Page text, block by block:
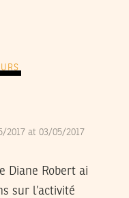
2017 at 03/05/2017
Diane Robert ai
sur l’activité